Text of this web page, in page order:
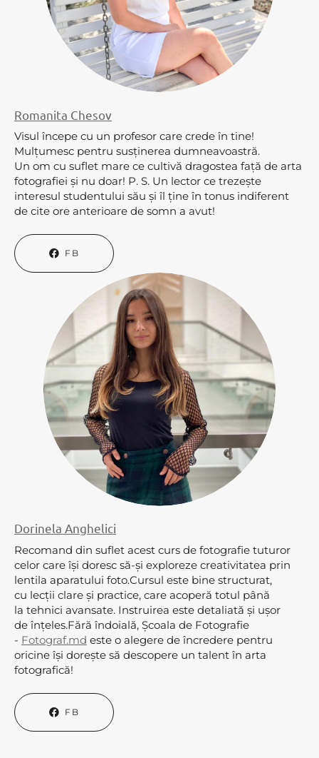
Romanita Chesov
Visul începe cu un profesor care crede în tine!
Mulțumesc pentru susținerea dumneavoastră.
Un om cu suflet mare ce cultivă dragostea față de arta
fotografiei și nu doar! P. S. Un lector ce trezește
interesul studentului său și îl ține în tonus indiferent
de cite ore anterioare de somn a avut!
FB
Dorinela Anghelici
Recomand din suflet acest curs de fotografie tuturor
celor care își doresc să-și exploreze creativitatea prin
lentila aparatului foto.Cursul este bine structurat,
cu lecții clare și practice, care acoperă totul până
la tehnici avansate. Instruirea este detaliată și ușor
de înțeles.Fără îndoială, Școala de Fotografie
- Fotograf.md este o alegere de încredere pentru
oricine își dorește să descopere un talent în arta
fotografică!
FB